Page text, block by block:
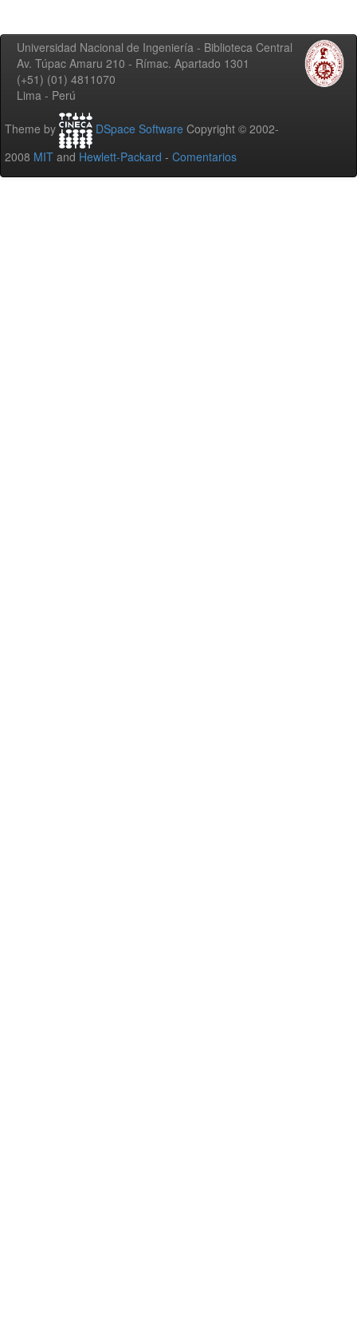
Universidad Nacional de Ingeniería - Biblioteca Central
Av. Túpac Amaru 210 - Rímac. Apartado 1301
(+51) (01) 4811070
Lima - Perú
Theme by DSpace Software Copyright © 2002-
2008 MIT and Hewlett-Packard - Comentarios